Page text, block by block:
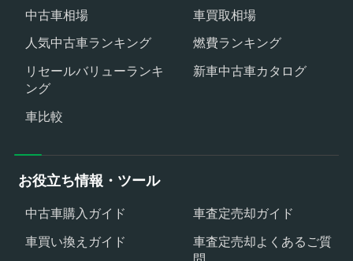
中古車相場
車買取相場
人気中古車ランキング
燃費ランキング
リセールバリューランキ
ング
新車中古車カタログ
車比較
お役立ち情報・ツール
中古車購入ガイド
車査定売却ガイド
車買い換えガイド
車査定売却よくあるご質